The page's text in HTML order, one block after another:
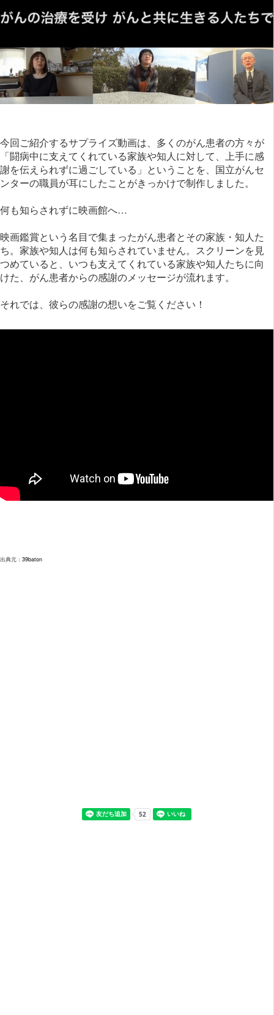
今回ご紹介するサプライズ動画は、多くのがん患者の方々が
「闘病中に支えてくれている家族や知人に対して、上手に感
謝を伝えられずに過ごしている」ということを、国立がんセ
ンターの職員が耳にしたことがきっかけで制作しました。
何も知らされずに映画館へ…
映画鑑賞という名目で集まったがん患者とその家族・知人た
ち。家族や知人は何も知らされていません。スクリーンを見
つめていると、いつも支えてくれている家族や知人たちに向
けた、がん患者からの感謝のメッセージが流れます。
それでは、彼らの感謝の想いをご覧ください！
出典元： 39baton